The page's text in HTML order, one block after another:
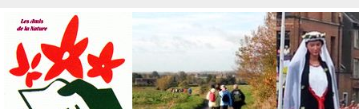
au
contenu
-
Aller
au